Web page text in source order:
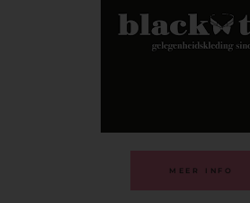
MEER INFO